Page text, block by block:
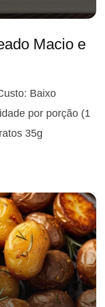
Macio e
Baixo
por porção (1
35g